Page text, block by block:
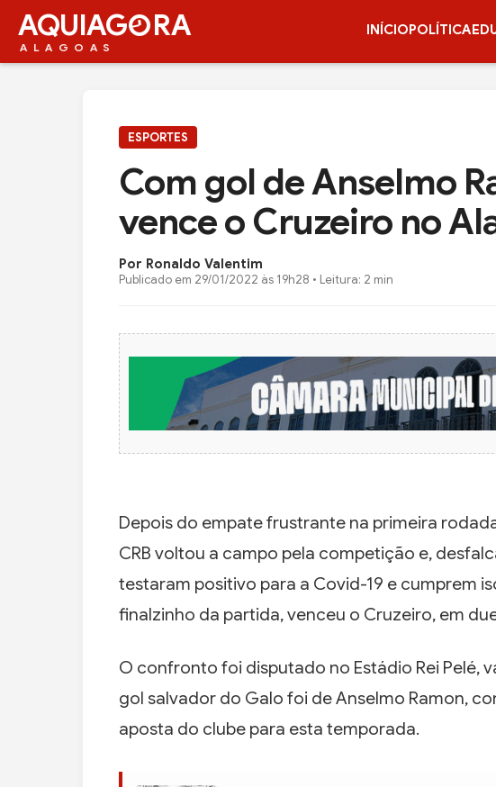
AQUIAG RA
ALAGOAS
INÍCIOPOLÍTICA
ESPORTES
Com gol de Anselmo
vence o Cruzeiro no
Por Ronaldo Valentim
Publicado em 29/01/2022 às 19h28 • Leitura: 2 min
Depois do empate frustrante na primeira
CRB voltou a campo pela competição e,
testaram positivo para a Covid-19 e cumprem
finalzinho da partida, venceu o Cruzeiro, em
O confronto foi disputado no Estádio Rei Pelé,
gol salvador do Galo foi de Anselmo Ramon,
aposta do clube para esta temporada.